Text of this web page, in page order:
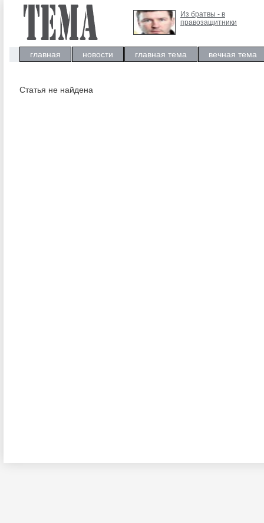
Из братвы - в
правозащитники
главная новости главная тема вечная тема
Статья не найдена